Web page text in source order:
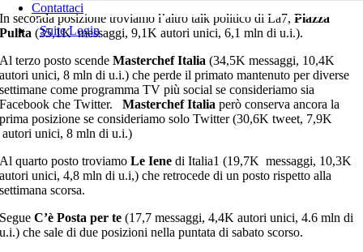
Contattaci
Suite Login
In seconda posizione troviamo l’altro talk politico di La7,Piazza
Pulita (35,1K messaggi, 9,1K autori unici, 6,1 mln di u.i.).
Al terzo posto scendeMasterchef Italia (34,5K messaggi, 10,4K
autori unici, 8 mln di u.i.) che perde il primato mantenuto per diverse
settimane come programma TV più social se consideriamo sia
Facebook che Twitter.Masterchef Italia però conserva ancora la
prima posizione se consideriamo solo Twitter (30,6K tweet, 7,9K
autori unici, 8 mln di u.i.)
Al quarto posto troviamoLe Iene di Italia1 (19,7K messaggi, 10,3K
autori unici, 4,8 mln di u.i,) che retrocede di un posto rispetto alla
settimana scorsa.
SegueC’è Posta per te(17,7 messaggi, 4,4K autori unici, 4.6 mln di
u.i.) che sale di due posizioni nella puntata di sabato scorso.